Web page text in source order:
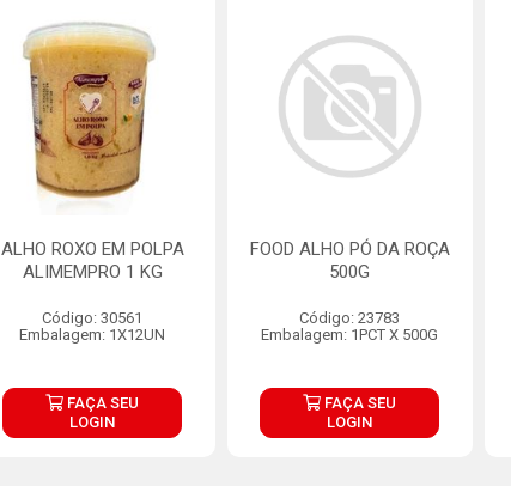
ALHO ROXO EM POLPA
ALIMEMPRO 1 KG
Código: 30561
Embalagem: 1X12UN
FAÇA SEU
LOGIN
FOOD ALHO PÓ DA ROÇA
500G
Código: 23783
Embalagem: 1PCT X 500G
FAÇA SEU
LOGIN